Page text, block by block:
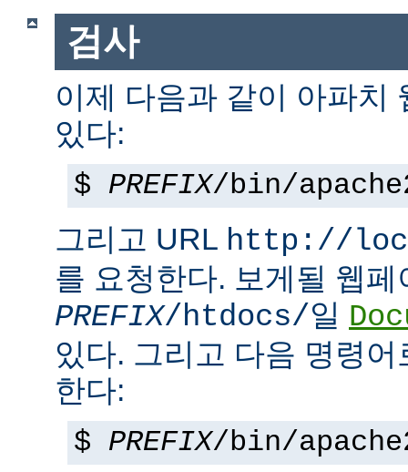
검사
이제 다음과 같이 아파치
있다:
$ PREFIX/bin/
그리고 URL http://
를 요청한다. 보게될 웹
PREFIX/htdocs/일
있다. 그리고 다음 명령
한다:
$ PREFIX/bin/